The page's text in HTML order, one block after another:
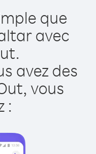
que
avec
avez des
vous
: